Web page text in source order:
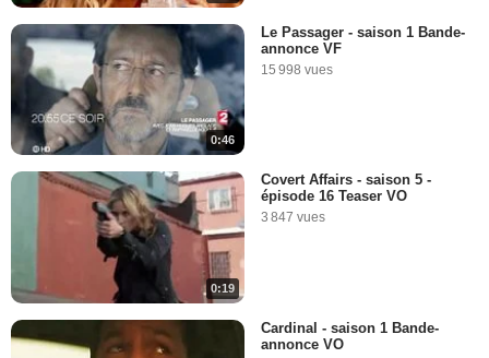
0:46
Le Passager - saison 1 Bande-
annonce VF
15 998 vues
0:19
Covert Affairs - saison 5 -
épisode 16 Teaser VO
3 847 vues
Cardinal - saison 1 Bande-
annonce VO